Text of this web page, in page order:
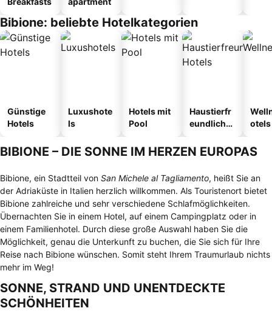
Bibione: beliebte Hotelkategorien
Günstige
Hotels
Luxushote
ls
Hotels mit
Pool
Haustierfr
eundliche
otels
BIBIONE – DIE SONNE IM HERZEN EUROPAS
Bibione, ein Stadtteil von San Michele al Tagliamento, heißt Sie an
der Adriaküste in Italien herzlich willkommen. Als Touristenort bietet
Bibione zahlreiche und sehr verschiedene Schlafmöglichkeiten.
Übernachten Sie in einem Hotel, auf einem Campingplatz oder in
einem Familienhotel. Durch diese große Auswahl haben Sie die
Möglichkeit, genau die Unterkunft zu buchen, die Sie sich für Ihre
Reise nach Bibione wünschen. Somit steht Ihrem Traumurlaub nichts
mehr im Weg!
SONNE, STRAND UND UNENTDECKTE
SCHÖNHEITEN